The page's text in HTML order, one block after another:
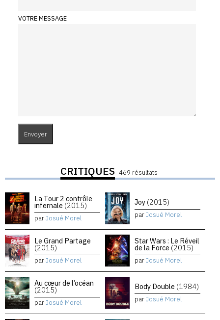
VOTRE MESSAGE
CRITIQUES 469 résultats
La Tour 2 contrôle
infernale (2015)
parJosué Morel
Joy (2015)
parJosué Morel
Le Grand Partage
(2015)
parJosué Morel
Star Wars : Le Réveil
de la Force (2015)
parJosué Morel
Au cœur de l’océan
(2015)
parJosué Morel
Body Double (1984)
parJosué Morel